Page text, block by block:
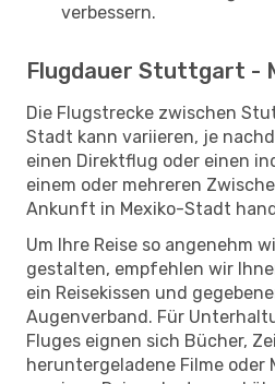
verbessern.
Flugdauer Stuttgart -
Die Flugstrecke zwischen
Stadt kann variieren, je
einen Direktflug oder einen
einem oder mehreren
Ankunft in Mexiko-Stadt
Um Ihre Reise so angenehm
gestalten, empfehlen wir
ein Reisekissen und
Augenverband. Für
Fluges eignen sich Bücher,
heruntergeladene Filme oder